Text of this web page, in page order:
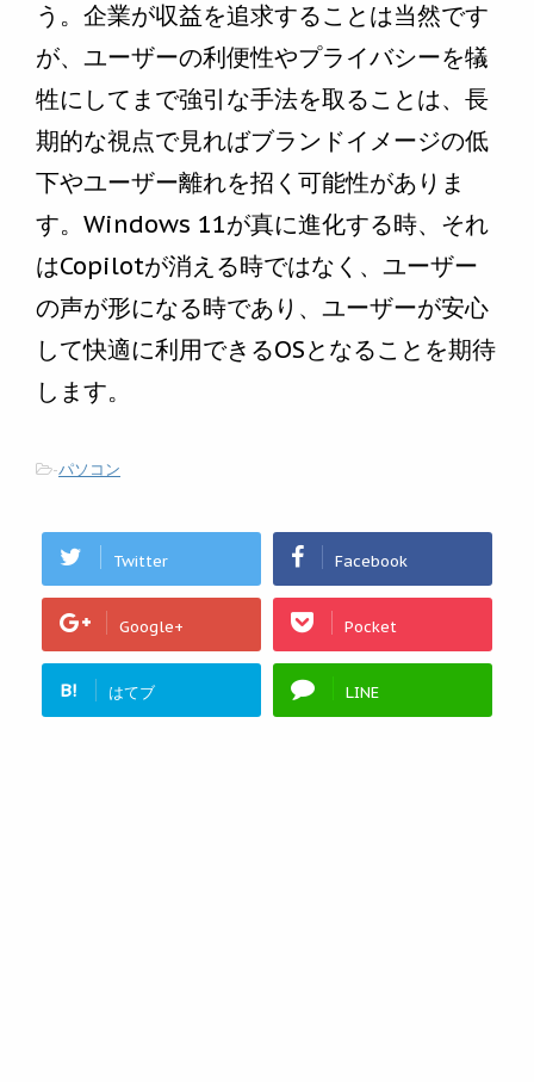
う。企業が収益を追求することは当然です
が、ユーザーの利便性やプライバシーを犠
牲にしてまで強引な手法を取ることは、長
期的な視点で見ればブランドイメージの低
下やユーザー離れを招く可能性がありま
す。Windows 11が真に進化する時、それ
はCopilotが消える時ではなく、ユーザー
の声が形になる時であり、ユーザーが安心
して快適に利用できるOSとなることを期待
します。
-パソコン
Twitter Facebook
Google+ Pocket
B! はてブ LINE